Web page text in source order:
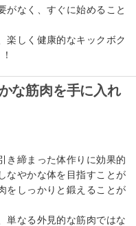
がなく、すぐに始めること
楽しく健康的なキックボク
な筋肉を手に入れ
き締まった体作りに効果的
なやかな体を目指すことが
をしっかりと鍛えることが
単なる外見的な筋肉ではな